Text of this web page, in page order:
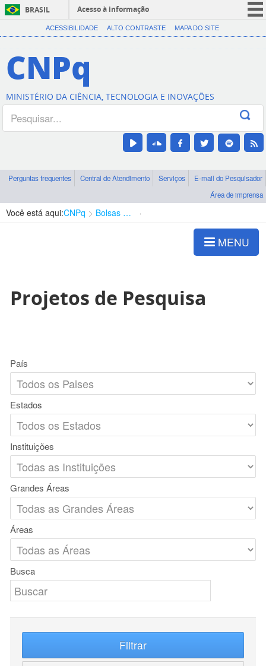
BRASIL
Acesso à informação
CORONAVÍRUS (COVID-19)
Canais
ACESSIBILIDADE ALTO CONTRASTE MAPA DO SITE
CNPq
MINISTÉRIO DA CIÊNCIA, TECNOLOGIA E INOVAÇÕES
Perguntas frequentes Central de Atendimento Serviços
E-mail do Pesquisador
Área de imprensa
Você está aqui:CNPq Bolsas e Auxílios Vigentes
MENU
Projetos de Pesquisa
País
Estados
Instituições
Grandes Áreas
Áreas
Busca
Filtrar